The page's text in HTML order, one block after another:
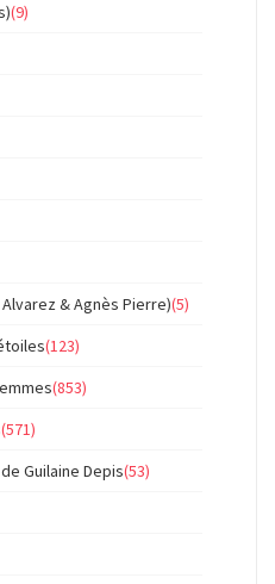
(9)
& Agnès Pierre)(5)
(123)
(853)
(571)
Guilaine Depis(53)